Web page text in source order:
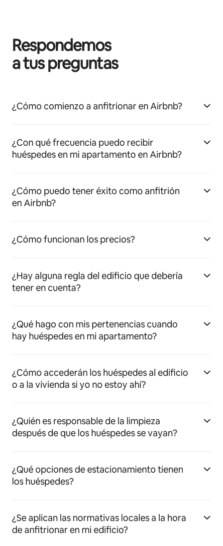
Respondemos
a tus preguntas
¿Cómo comienzo a anfitrionar en Airbnb?
¿Con qué frecuencia puedo recibir
huéspedes en mi apartamento en Airbnb?
¿Cómo puedo tener éxito como anfitrión
en Airbnb?
¿Cómo funcionan los precios?
¿Hay alguna regla del edificio que debería
tener en cuenta?
¿Qué hago con mis pertenencias cuando
hay huéspedes en mi apartamento?
¿Cómo accederán los huéspedes al edificio
o a la vivienda si yo no estoy ahí?
¿Quién es responsable de la limpieza
después de que los huéspedes se vayan?
¿Qué opciones de estacionamiento tienen
los huéspedes?
¿Se aplican las normativas locales a la hora
de anfitrionar en mi edificio?